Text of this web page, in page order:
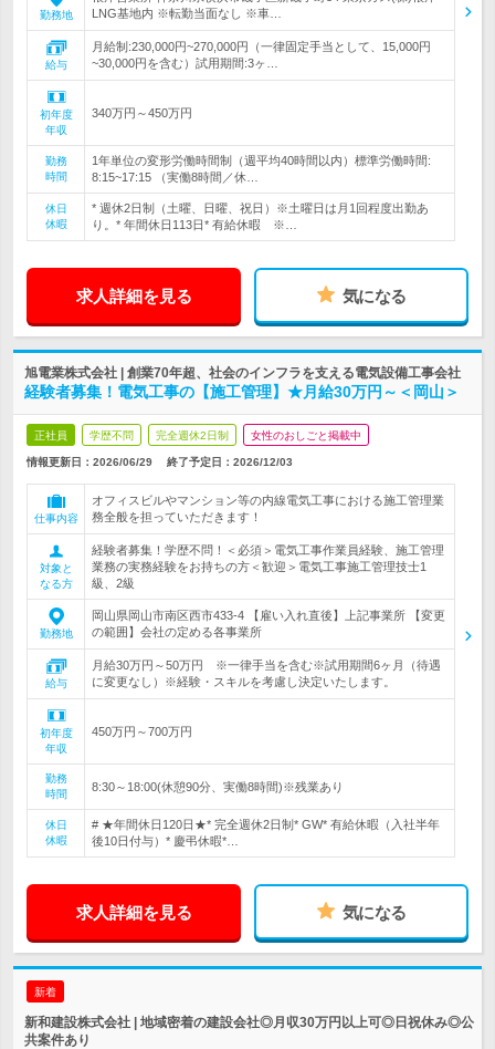
勤務地
LNG基地内 ※転勤当面なし ※車…
給与
月給制:230,000円~270,000円（一律固定手当として、15,000円
~30,000円を含む）試用期間:3ヶ…
初年度
年収
340万円～450万円
勤務
時間
1年単位の変形労働時間制（週平均40時間以内）標準労働時間:
8:15~17:15 （実働8時間／休…
休日
休暇
* 週休2日制（土曜、日曜、祝日）※土曜日は月1回程度出勤あ
り。* 年間休日113日* 有給休暇 ※…
求人詳細を見る 気になる
旭電業株式会社 | 創業70年超、社会のインフラを支える電気設備工事会社
経験者募集！電気工事の【施工管理】★月給30万円～＜岡山＞
正社員 学歴不問 完全週休2日制 女性のおしごと掲載中
情報更新日：2026/06/29 終了予定日： 2026/12/03
仕事内容
オフィスビルやマンション等の内線電気工事における施工管理業
務全般を担っていただきます！
対象と
なる方
経験者募集！学歴不問！＜必須＞電気工事作業員経験、施工管理
業務の実務経験をお持ちの方＜歓迎＞電気工事施工管理技士1
級、2級
勤務地
岡山県岡山市南区西市433-4 【雇い入れ直後】上記事業所 【変更
の範囲】会社の定める各事業所
給与
月給30万円～50万円 ※一律手当を含む※試用期間6ヶ月（待遇
に変更なし）※経験・スキルを考慮し決定いたします。
初年度
年収
450万円～700万円
勤務
時間
8:30～18:00(休憩90分、実働8時間)※残業あり
休日
休暇
# ★年間休日120日★* 完全週休2日制* GW* 有給休暇（入社半年
後10日付与）* 慶弔休暇*…
求人詳細を見る 気になる
新着
新和建設株式会社 | 地域密着の建設会社◎月収30万円以上可◎日祝休み◎公
共案件あり